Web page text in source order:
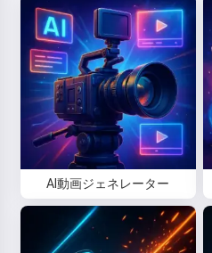
AI動画ジェネレーター